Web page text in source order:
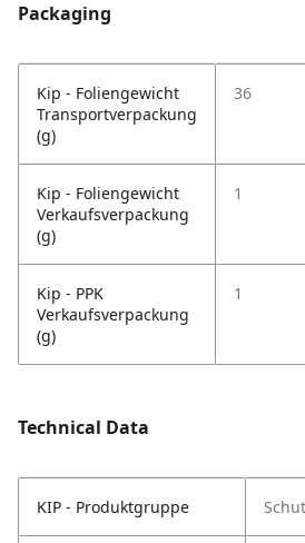
Packaging
Kip - Foliengewicht
Transportverpackung
(g)
36
Kip - Foliengewicht
Verkaufsverpackung
(g)
1
Kip - PPK
Verkaufsverpackung
(g)
1
Technical Data
KIP - Produktgruppe